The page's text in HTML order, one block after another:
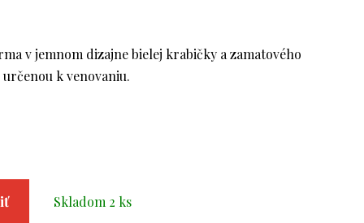
v jemnom dizajne bielej krabičky a zamatového
k venovaniu.
Skladom 2 ks